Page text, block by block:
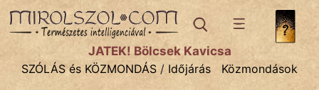
SZÓLÁS ÉS KÖZMONDÁStémák:
Bibliai
JÁTÉK! Bölcsek Kavicsa
SZÓLÁS és KÖZMONDÁS / Időjárás Közmondások